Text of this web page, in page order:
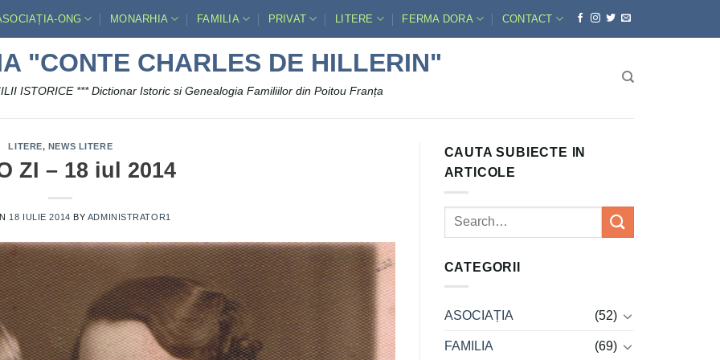
ONG MONARHIA FAMILIA PRIVAT LITERE FERMA DORA CONTACT
"CONTE CHARLES DE HILLERIN"
ISTORICE *** Dictionar Istoric si Genealogia Familiilor din Poitou Franța
LITERE, NEWS LITERE
ZI – 18 iul 2014
18 IULIE 2014 BY ADMINISTRATOR1
CAUTA SUBIECTE IN
ARTICOLE
CATEGORII
ASOCIAȚIA (52)
FAMILIA (69)